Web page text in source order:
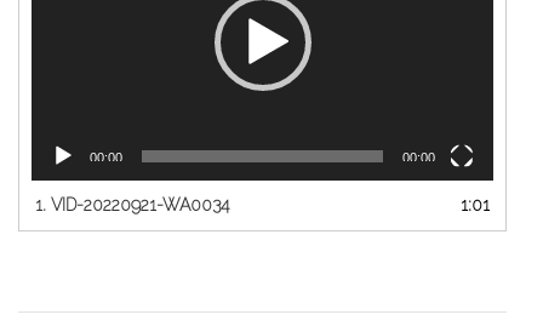
00:00 00:00
1. VID-20220921-WA0034 1:01